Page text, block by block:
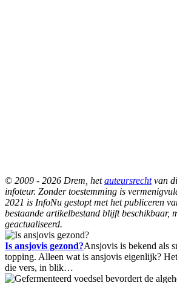
© 2009 - 2026 Drem, hetauteursrechtvan
infoteur. Zonder toestemming is
2021 is InfoNu gestopt met het publiceren
bestaande artikelbestand blijft beschikbaar,
geactualiseerd.
Is ansjovis gezond?Ansjovis is bekend als
topping. Alleen wat is ansjovis eigenlijk?
die vers, in blik…